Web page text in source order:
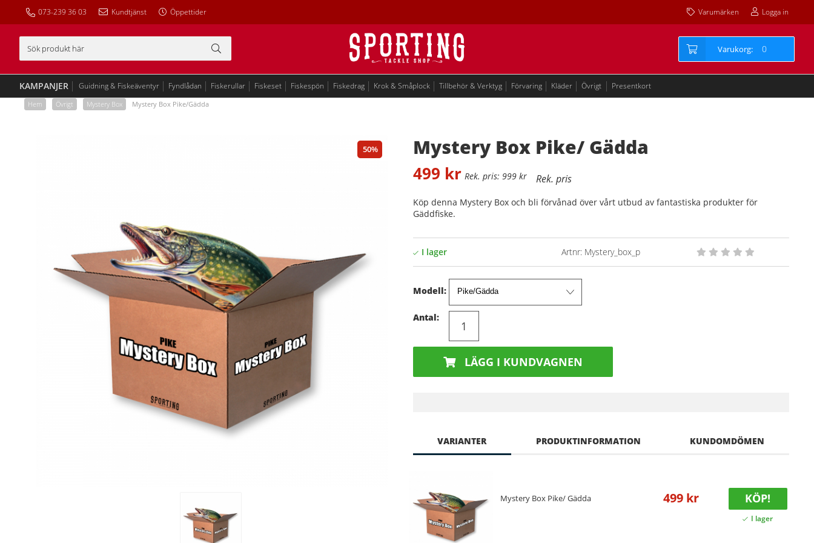
073-239 36 03 Kundtjänst Öppettider Varumärken Logga in
0
Guidning & Fiskeäventyr Fyndlådan Fiskerullar Fiskeset Fiskespön Fiskedrag Krok & Småplock Tillbehör & Verktyg Förvaring Kläder Övrigt
KAMPANJER Presentkort
Hem Övrigt Mystery Box Mystery Box Pike/Gädda
50 Mystery Box Pike/ Gädda
999kr
499 kr
Köp denna Mystery Box och bli förvånad över vårt utbud av fantastiska produkter för
Gäddfiske.
Artnr: Mystery_box_p
Modell:
Antal:
LÄGG I KUNDVAGNEN
VARIANTER
Mystery Box Pike/ Gädda 499 kr KÖP!
PRODUKTINFORMATION KUNDOMDÖMEN